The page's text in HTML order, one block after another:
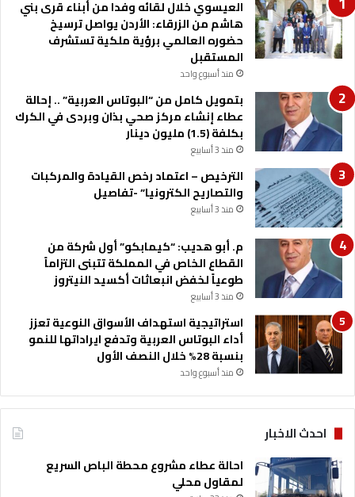
ي
ر
ا
ن
ي
ا
ل
ح
و
ل
ا
ل
ر
ق
م
ي
العيسوي خلال لقائه وفدا من أبناء قرى بني
هاشم من الزرقاء: الأردن يواصل ترسيخ
حضوره العالمي برؤية ملكية تستشرف
المستقبل
منذ أسبوع واحد
بتمويل كامل من “البوتاس العربية” .. إحالة
عطاء إنشاء مركز صحي بذان وبردى في الكرك
بكلفة (1.5) مليون دينار
منذ 3 أسابيع
الترخيص – اعتماد رخص القيادة والمركبات
والتصاريح الكترونيا” -تفاصيل
منذ 3 أسابيع
م. أبو هديب: “كيمابكو” أول شركة من
القطاع الخاص في المملكة تتبنى التزاماً
طوعياً لخفض انبعاثات أكسيد النيتروز
منذ 3 أسابيع
استراتيجية استهداف الأسواق النوعية تعزز
أداء البوتاس العربية وتدفع ايراداتها للنمو
بنسبة 28% خلال النصف الأول
منذ أسبوع واحد
احدث الاخبار
احالة عطاء مشروع محطة الباص السريع
لمقاول محلي